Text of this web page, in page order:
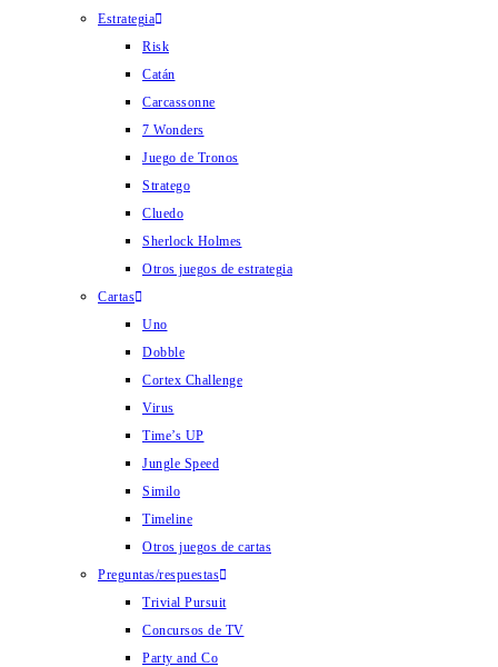
Estrategia
Risk
Catán
Carcassonne
7 Wonders
Juego de Tronos
Stratego
Cluedo
Sherlock Holmes
Otros juegos de estrategia
Cartas
Uno
Dobble
Cortex Challenge
Virus
Time’s UP
Jungle Speed
Similo
Timeline
Otros juegos de cartas
Preguntas/respuestas
Trivial Pursuit
Concursos de TV
Party and Co